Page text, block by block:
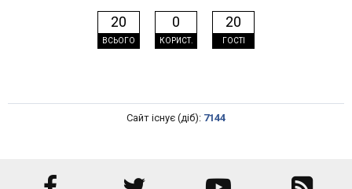
20
ВСЬОГО
0
КОРИСТ.
20
ГОСТІ
Сайт існує (діб): 7144